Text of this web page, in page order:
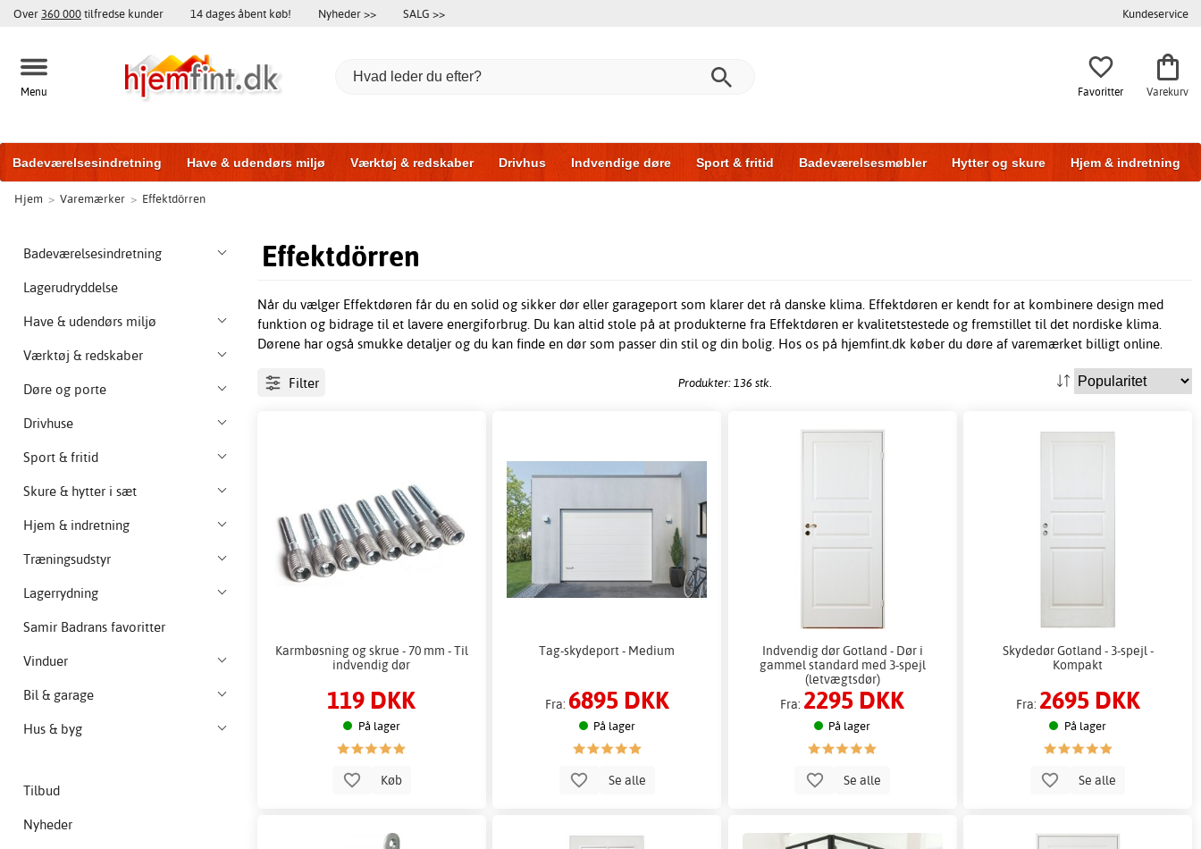
Over 360 000tilfredse kunder 14 dages åbent køb! Nyheder >> SALG >> Kundeservice
Menu Favoritter Varekurv
Badeværelsesindretning Have & udendørs miljø Værktøj & redskaber Drivhus Indvendige døre Sport & fritid Badeværelsesmøbler Hytter og skure Hjem & indretning
Træningsudstyr Yderdøre
Hjem > Varemærker > Effektdörren
Effektdörren
Når du vælger Effektdøren får du en solid og sikker dør eller garageport som klarer det rå danske klima. Effektdøren er kendt for at kombinere design med
funktion og bidrage til et lavere energiforbrug. Du kan altid stole på at produkterne fra Effektdøren er kvalitetstestede og fremstillet til det nordiske klima.
Dørene har også smukke detaljer og du kan finde en dør som passer din stil og din bolig. Hos os på hjemfint.dk køber du døre af varemærket billigt online.
Badeværelsesindretning
Lagerudryddelse
Have & udendørs miljø
Værktøj & redskaber
Døre og porte
Drivhuse
Sport & fritid
Skure & hytter i sæt
Hjem & indretning
Træningsudstyr
Lagerrydning
Samir Badrans favoritter
Vinduer
Bil & garage
Hus & byg
Tilbud
Nyheder
Filter Produkter: 136 stk.
Karmbøsning og skrue - 70 mm - Til
indvendig dør
119 DKK
På lager
Køb
Tag-skydeport - Medium
Fra: 6895 DKK
På lager
Se alle
Indvendig dør Gotland - Dør i
gammel standard med 3-spejl
(letvægtsdør)
Fra: 2295 DKK
På lager
Se alle
Skydedør Gotland - 3-spejl -
Kompakt
Fra: 2695 DKK
På lager
Se alle